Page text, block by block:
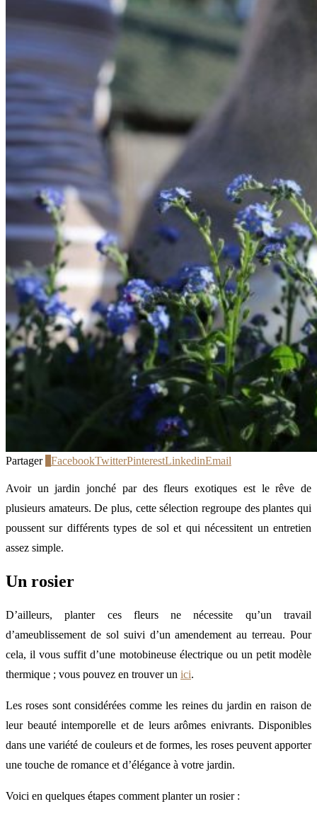
Partager FacebookTwitterPinterestLinkedinEmail
Avoir un jardin jonché par des fleurs exotiques est le rêve de
plusieurs amateurs. De plus, cette sélection regroupe des plantes qui
poussent sur différents types de sol et qui nécessitent un entretien
assez simple.
Un rosier
D’ailleurs, planter ces fleurs ne nécessite qu’un travail
d’ameublissement de sol suivi d’un amendement au terreau. Pour
cela, il vous suffit d’une motobineuse électrique ou un petit modèle
thermique ; vous pouvez en trouver un ici.
Les roses sont considérées comme les reines du jardin en raison de
leur beauté intemporelle et de leurs arômes enivrants. Disponibles
dans une variété de couleurs et de formes, les roses peuvent apporter
une touche de romance et d’élégance à votre jardin.
Voici en quelques étapes comment planter un rosier :